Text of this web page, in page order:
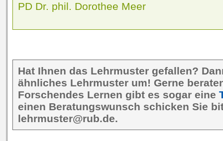
PD Dr. phil. Dorothee Meer
Hat Ihnen das Lehrmuster gefallen?
ähnliches Lehrmuster um! Gerne
Forschendes Lernen gibt es sogar eine
einen Beratungswunsch schicken Sie
lehrmuster@rub.de.